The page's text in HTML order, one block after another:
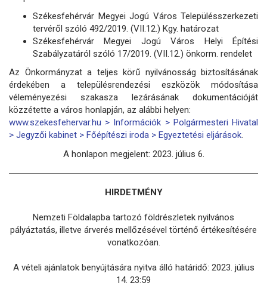
Székesfehérvár Megyei Jogú Város Településszerkezeti
tervéről szóló 492/2019. (VII.12.) Kgy. határozat
Székesfehérvár Megyei Jogú Város Helyi Építési
Szabályzatáról szóló 17/2019. (VII.12.) önkorm. rendelet
Az Önkormányzat a teljes körű nyilvánosság biztosításának
érdekében a településrendezési eszközök módosítása
véleményezési szakasza lezárásának dokumentációját
közzétette a város honlapján, az alábbi helyen:
www.szekesfehervar.hu > Információk > Polgármesteri Hivatal
> Jegyzői kabinet > Főépítészi iroda > Egyeztetési eljárások.
A honlapon megjelent: 2023. július 6.
HIRDETMÉNY
Nemzeti Földalapba tartozó földrészletek nyilvános
pályáztatás, illetve árverés mellőzésével történő értékesítésére
vonatkozóan.
A vételi ajánlatok benyújtására nyitva álló határidő: 2023. július
14. 23:59